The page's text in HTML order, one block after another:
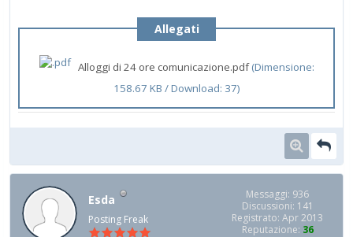
Allegati
Alloggi di 24 ore comunicazione.pdf(Dimensione:
158.67 KB / Download: 37)
Esda
Posting Freak
Messaggi: 936
Discussioni: 141
Registrato: Apr 2013
Reputazione: 36